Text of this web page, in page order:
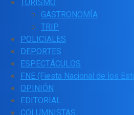
GASTRONOMÍA
TRIP
POLICIALES
DEPORTES
ESPECTÁCULOS
FNE (Fiesta Nacional de los
OPINIÓN
EDITORIAL